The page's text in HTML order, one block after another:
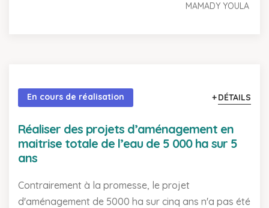
MAMADY YOULA
En cours de réalisation DÉTAILS
Réaliser des projets d’aménagement en
maitrise totale de l’eau de 5 000 ha sur 5
ans
Contrairement à la promesse, le projet
d'aménagement de 5000 ha sur cinq ans n'a pas été